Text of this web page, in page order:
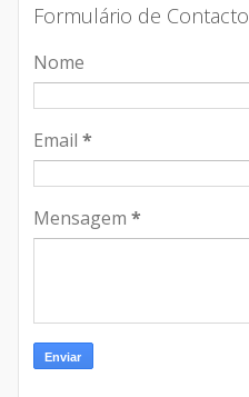
Formulário de Contacto
Nome
Email *
Mensagem *